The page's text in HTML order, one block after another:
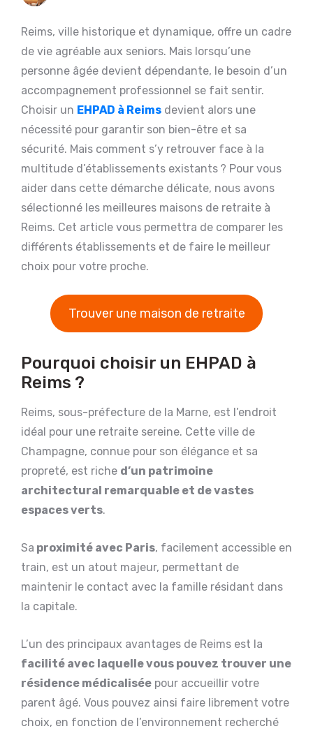
Reims, ville historique et dynamique, offre un cadre
de vie agréable aux seniors. Mais lorsqu’une
personne âgée devient dépendante, le besoin d’un
accompagnement professionnel se fait sentir.
Choisir un EHPAD à Reims devient alors une
nécessité pour garantir son bien-être et sa
sécurité. Mais comment s’y retrouver face à la
multitude d’établissements existants ? Pour vous
aider dans cette démarche délicate, nous avons
sélectionné les meilleures maisons de retraite à
Reims. Cet article vous permettra de comparer les
différents établissements et de faire le meilleur
choix pour votre proche.
Trouver une maison de retraite
Pourquoi choisir un EHPAD à
Reims ?
Reims, sous-préfecture de la Marne, est l’endroit
idéal pour une retraite sereine. Cette ville de
Champagne, connue pour son élégance et sa
propreté, est riche d’un patrimoine
architectural remarquable et de vastes
espaces verts.
Sa proximité avec Paris, facilement accessible en
train, est un atout majeur, permettant de
maintenir le contact avec la famille résidant dans
la capitale.
L’un des principaux avantages de Reims est la
facilité avec laquelle vous pouvez trouver une
résidence médicalisée pour accueillir votre
parent âgé. Vous pouvez ainsi faire librement votre
choix, en fonction de l’environnement recherché